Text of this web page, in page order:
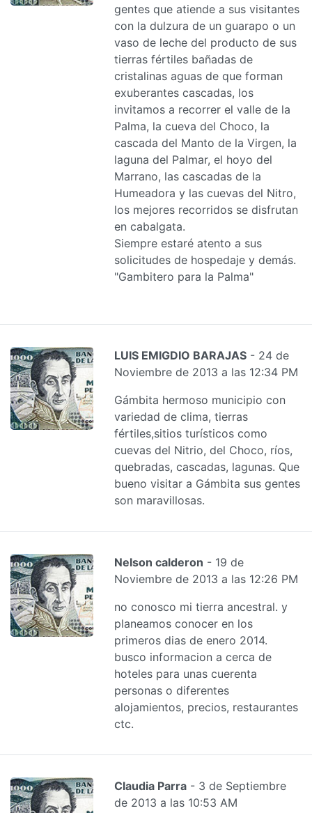
gentes que atiende a sus visitantes
con la dulzura de un guarapo o un
vaso de leche del producto de sus
tierras fértiles bañadas de
cristalinas aguas de que forman
exuberantes cascadas, los
invitamos a recorrer el valle de la
Palma, la cueva del Choco, la
cascada del Manto de la Virgen, la
laguna del Palmar, el hoyo del
Marrano, las cascadas de la
Humeadora y las cuevas del Nitro,
los mejores recorridos se disfrutan
en cabalgata.
Siempre estaré atento a sus
solicitudes de hospedaje y demás.
"Gambitero para la Palma"
LUIS EMIGDIO BARAJAS - 24 de
Noviembre de 2013 a las 12:34 PM
Gámbita hermoso municipio con
variedad de clima, tierras
fértiles,sitios turísticos como
cuevas del Nitrio, del Choco, ríos,
quebradas, cascadas, lagunas. Que
bueno visitar a Gámbita sus gentes
son maravillosas.
Nelson calderon - 19 de
Noviembre de 2013 a las 12:26 PM
no conosco mi tierra ancestral. y
planeamos conocer en los
primeros dias de enero 2014.
busco informacion a cerca de
hoteles para unas cuerenta
personas o diferentes
alojamientos, precios, restaurantes
ctc.
Claudia Parra - 3 de Septiembre
de 2013 a las 10:53 AM